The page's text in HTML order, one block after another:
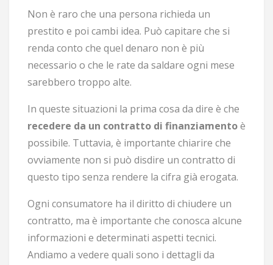
Non è raro che una persona richieda un
prestito e poi cambi idea. Può capitare che si
renda conto che quel denaro non è più
necessario o che le rate da saldare ogni mese
sarebbero troppo alte.
In queste situazioni la prima cosa da dire è che
recedere da un contratto di finanziamentoè
possibile. Tuttavia, è importante chiarire che
ovviamente non si può disdire un contratto di
questo tipo senza rendere la cifra già erogata.
Ogni consumatore ha il diritto di chiudere un
contratto, ma è importante che conosca alcune
informazioni e determinati aspetti tecnici.
Andiamo a vedere quali sono i dettagli da